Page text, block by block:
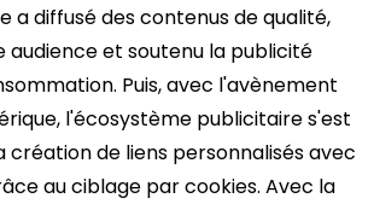
a diffusé des contenus de qualité,
audience et soutenu la publicité
Puis, avec l'avènement
l'écosystème publicitaire s'est
création de liens personnalisés avec
au ciblage par cookies. Avec la